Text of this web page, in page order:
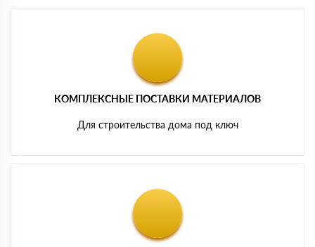
КОМПЛЕКСНЫЕ ПОСТАВКИ МАТЕРИАЛОВ
Для строительства дома под ключ